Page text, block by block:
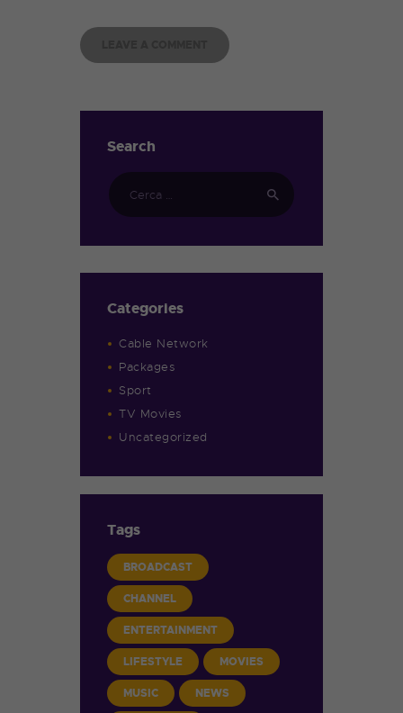
Search
Categories
Cable Network
Packages
Sport
TV Movies
Uncategorized
Tags
BROADCAST
CHANNEL
ENTERTAINMENT
LIFESTYLE MOVIES
MUSIC NEWS